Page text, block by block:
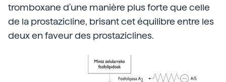
tromboxane d'une manière plus forte que celle
de la prostazicline, brisant cet équilibre entre les
deux en faveur des prostaziclines.